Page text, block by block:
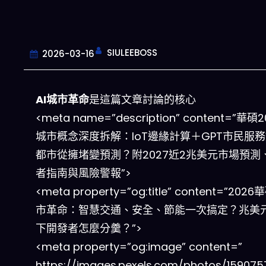
2026-03-16 SIULEEBOSS
AI城市革命是這篇文章討論的核心
<meta name=”description” content=”華碩
城市概念深度拆解：IoT邊緣計算＋GPT市民服
都市從擁堵變預測？附2027近2兆美元市場預測
者指南與風險警報”>
<meta property=”og:title” content=”2026華
市革命：智慧交通、安全、節能一次搞定？兆美
下開發者怎麼分羹？”>
<meta property=”og:image” content=”